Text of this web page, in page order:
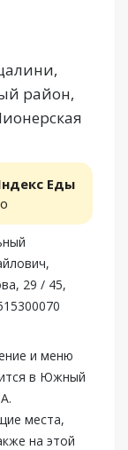
район,
Еды
29 / 45,
и меню
в Южный
места,
на этой